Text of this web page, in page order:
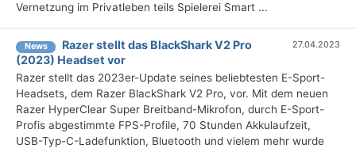
Vernetzung im Privatleben teils Spielerei Smart ...
News
Razer stellt das BlackShark V2 Pro
(2023) Headset vor
27.04.2023
Razer stellt das 2023er-Update seines beliebtesten E-Sport-
Headsets, dem Razer BlackShark V2 Pro, vor. Mit dem neuen
Razer HyperClear Super Breitband-Mikrofon, durch E-Sport-
Profis abgestimmte FPS-Profile, 70 Stunden Akkulaufzeit,
USB-Typ-C-Ladefunktion, Bluetooth und vielem mehr wurde